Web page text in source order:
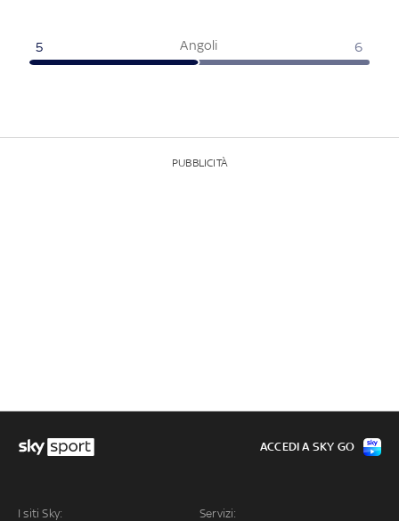
Angoli
5 6
PUBBLICITÀ
I siti Sky: Servizi:
ACCEDI A SKY GO